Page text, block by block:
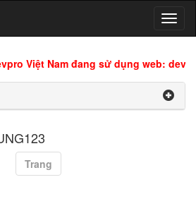
Việt Nam đang sử dụng web:
Trang